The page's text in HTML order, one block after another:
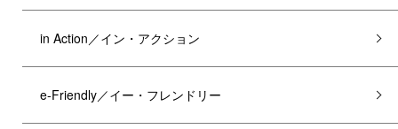
in Action／イン・アクション
e-Friendly／イー・フレンドリー